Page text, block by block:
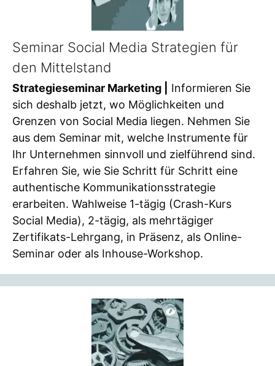
Seminar Social Media Strategien für
den Mittelstand
Strategieseminar Marketing |
Informieren Sie
sich deshalb jetzt, wo Möglichkeiten und
Grenzen von Social Media liegen. Nehmen Sie
aus dem Seminar mit, welche Instrumente für
Ihr Unternehmen sinnvoll und zielführend sind.
Erfahren Sie, wie Sie Schritt für Schritt eine
authentische Kommunikationsstrategie
erarbeiten. Wahlweise 1-tägig (Crash-Kurs
Social Media), 2-tägig, als mehrtägiger
Zertifikats-Lehrgang, in Präsenz, als Online-
Seminar oder als Inhouse-Workshop.